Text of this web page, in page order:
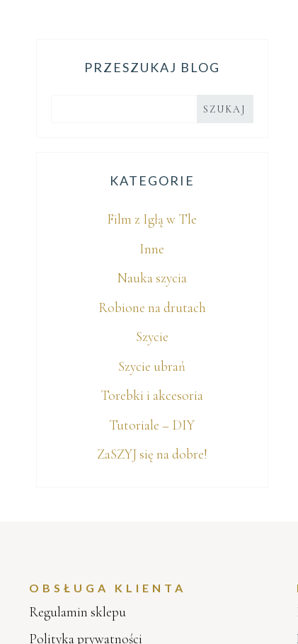
PRZESZUKAJ BLOG
KATEGORIE
Film z Igłą w Tle
Inne
Nauka szycia
Robione na drutach
Szycie
Szycie ubrań
Torebki i akcesoria
Tutoriale – DIY
ZaSZYJ się na dobre!
OBSŁUGA KLIENTA
Regulamin sklepu
Polityka prywatności